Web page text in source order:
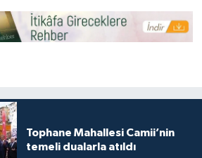
Tophane Mahallesi Camii’nin
temeli dualarla atıldı